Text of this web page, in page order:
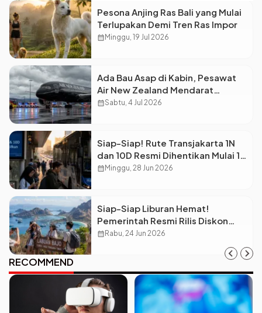
Pesona Anjing Ras Bali yang Mulai
Terlupakan Demi Tren Ras Impor
calendar_month Minggu, 19 Jul 2026
Ada Bau Asap di Kabin, Pesawat
Air New Zealand Mendarat
Darurat!
calendar_monthSabtu, 4 Jul 2026
Siap-Siap! Rute Transjakarta 1N
dan 10D Resmi Dihentikan Mulai 1
Juli
calendar_month Minggu, 28 Jun 2026
Siap-Siap Liburan Hemat!
Pemerintah Resmi Rilis Diskon
Tarif Transportasi 2026
calendar_month Rabu, 24 Jun 2026
RECOMMEND